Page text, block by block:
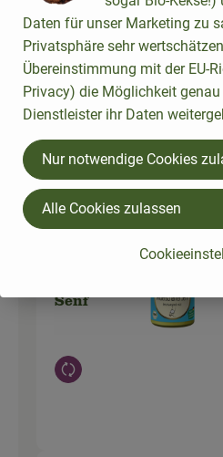
100 g
Walnuss
kerne
Auswahl ändern
Senf
Auswahl ändern
Daten für unser Marketing zu
Privatsphäre sehr
Übereinstimmung mit der EU-
Privacy) die Möglichkeit
Dienstleister ihr Daten
Nur notwendige Cookies
Alle Cookies zulassen